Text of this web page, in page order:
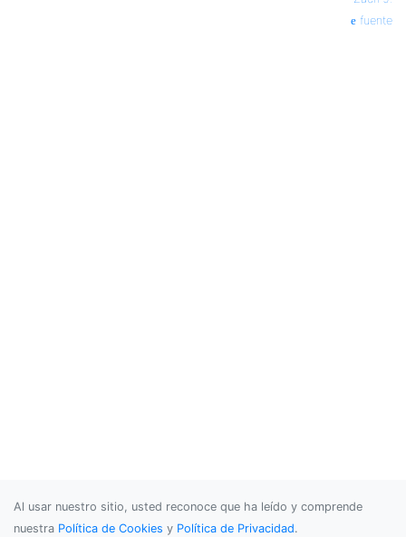
fuente
Al usar nuestro sitio, usted reconoce que ha leído y comprende
nuestra Política de Cookies y Política de Privacidad.